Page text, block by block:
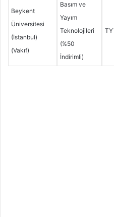
Beykent
Üniversitesi
(İstanbul)
(Vakıf)
Basım ve
Yayım
Teknolojileri
(%50
İndirimli)